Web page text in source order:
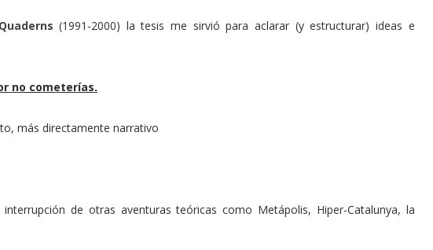
Quaderns (1991-2000) la tesis me sirvió para aclarar (y estructurar) ideas e
no cometerías.
más directamente narrativo
de otras aventuras teóricas como Metápolis, Hiper-Catalunya, la